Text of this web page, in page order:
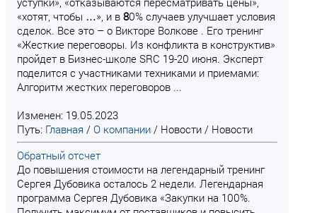
«хотят, чтобы …», и в 80% случаев улучшает условия
сделок. Все это – о Викторе Волкове . Его тренинг
«Жесткие переговоры. Из конфликта в конструктив»
пройдет в Бизнес-школе SRC 19-20 июня. Эксперт
поделится с участниками техниками и приемами:
Алгоритм жестких переговоров ...
Изменен: 19.05.2023
Путь: Главная / О компании / Новости / Новости
Обратный отсчет
До повышения стоимости на легендарный тренинг
Сергея Дубовика осталось 2 недели. Легендарная
программа Сергея Дубовика «Закупки на 100%.